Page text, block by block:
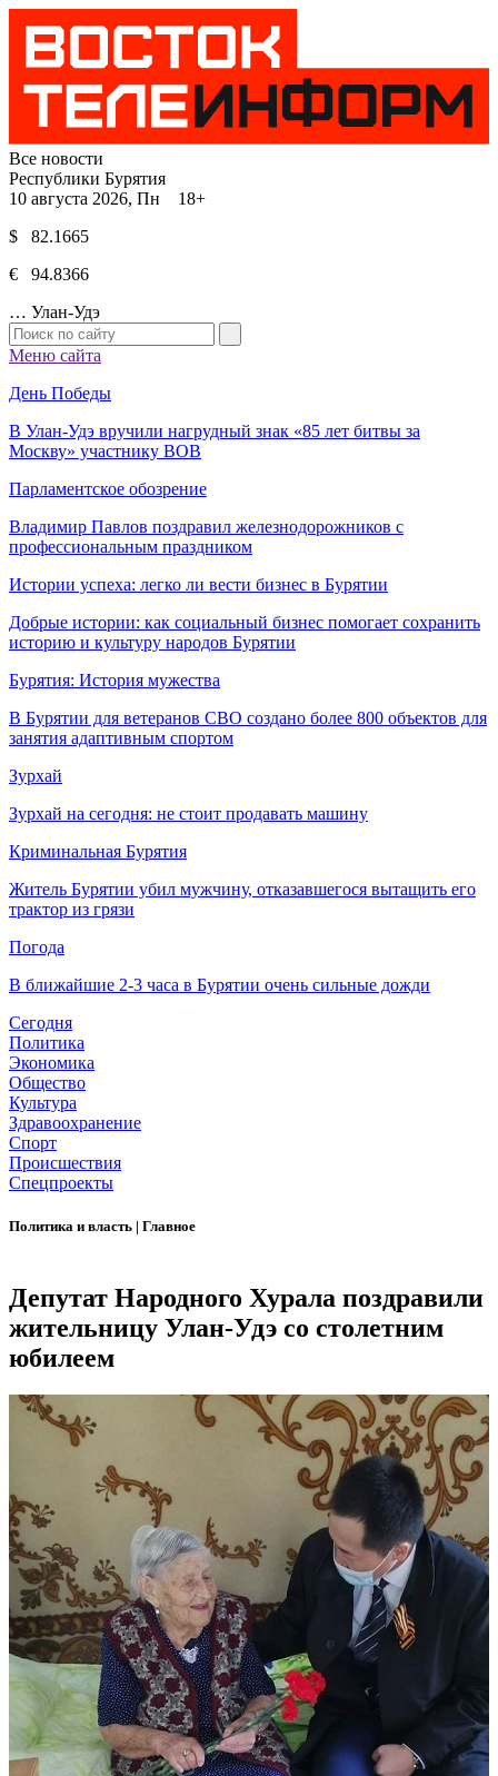
Все новости
Республики Бурятия
10 августа 2026, Пн 18+
$ 82.1665
€ 94.8366
… Улан-Удэ
Меню сайта
День Победы
В Улан-Удэ вручили нагрудный знак «85 лет битвы за
Москву» участнику ВОВ
Парламентское обозрение
Владимир Павлов поздравил железнодорожников с
профессиональным праздником
Истории успеха: легко ли вести бизнес в Бурятии
Добрые истории: как социальный бизнес помогает сохранить
историю и культуру народов Бурятии
Бурятия: История мужества
В Бурятии для ветеранов СВО создано более 800 объектов для
занятия адаптивным спортом
Зурхай
Зурхай на сегодня: не стоит продавать машину
Криминальная Бурятия
Житель Бурятии убил мужчину, отказавшегося вытащить его
трактор из грязи
Погода
В ближайшие 2-3 часа в Бурятии очень сильные дожди
Сегодня
Политика
Экономика
Общество
Культура
Здравоохранение
Спорт
Происшествия
Спецпроекты
Политика и власть | Главное
Депутат Народного Хурала поздравили
жительницу Улан-Удэ со столетним
юбилеем